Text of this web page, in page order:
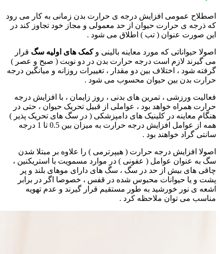
اصطلاح عمومی افزایش درجه ی حرارت بدن زمانی به کار می رود
که ذرجه ی حرارت حیوان از حد معمولی و مجاز خود تجاوز کند در
این صورت عنوان ( تب ) اطلاق می شود .
اصولا حیواناتی که مورد معاینه بالینی وکمک های اولیه سگ قرار
می گیرند لازم است درجه حرارت بدن در دو نوبت ( صبح و عصر )
گرفته شود ، اختلاف بین دو مقدار ، تغییرات روزانه و میانگین درجه
حرارت بدن بین حیوان محسوب می شود .
فعالیت ورزشی ، تمرین های بدنی ، روز زایمان ، با افزایش درجه
حرارت همراه خواهد بود ، عواملی از قبیل تحریک حیوان ، حتی در
هنگام معاینه در کلینیک های دامپزشکی ( در سگ های تحریک پذیر )
همه از عوامل افزایش درجه حرارت به میزان بین 0.5 تا 1 درجه
سانتی گراد خواهند بود .
اصولا افزایش درجه حرارت ( هیپرترمی ) را علاوه بر مبتلا شدن
سگ به عنوان عوامل ( عفونی ) در موارد مسمویت با استریکنین ،
چاقی های بیش از حد در سگ ، سگ های دارای موهای بلند و پر
پشت و یا حیوانات محبوس شده در قفس ، خصوصا اگر در برابر
اشعه ی نور خورشید به طور مستقیم قرار گیرند و عدم تهویه
مناسب می توان ملاحظه کرد .